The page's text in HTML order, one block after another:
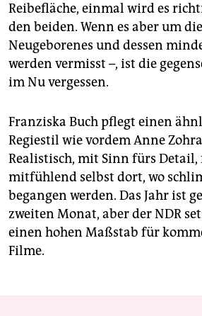
Reibefläche, einmal wird es
den beiden. Wenn es aber um
Neugeborenes und dessen
werden vermisst –, ist die
im Nu vergessen.
Franziska Buch pflegt einen
Regiestil wie vordem Anne
Realistisch, mit Sinn fürs
mitfühlend selbst dort, wo
begangen werden. Das Jahr ist
zweiten Monat, aber der NDR
einen hohen Maßstab für
Filme.